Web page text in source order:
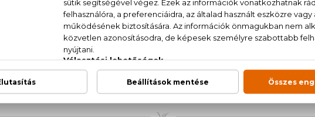
levendula, cédrus
(FRAGRANCE), AQUA (WATER), PROPANEDIOL,
HEXYL CINNAMAL, GERANIOL,
LINALOOL